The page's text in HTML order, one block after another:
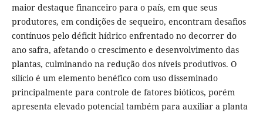
maior destaque financeiro para o país, em que seus
produtores, em condições de sequeiro, encontram desafios
contínuos pelo déficit hídrico enfrentado no decorrer do
ano safra, afetando o crescimento e desenvolvimento das
plantas, culminando na redução dos níveis produtivos. O
silício é um elemento benéfico com uso disseminado
principalmente para controle de fatores bióticos, porém
apresenta elevado potencial também para auxiliar a planta